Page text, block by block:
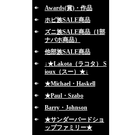
Awards(賞)・作品
ホピ族SALE商品
ズニ族SALE商品（1部
ナバホ商品）
他部族SALE商品
↓★Lakota（ラコタ） S
ioux（スー）★↓
★Michael・Haskell
★Paul・Szabo
Barry・Johnson
★サンダーバードショ
ップファミリー★